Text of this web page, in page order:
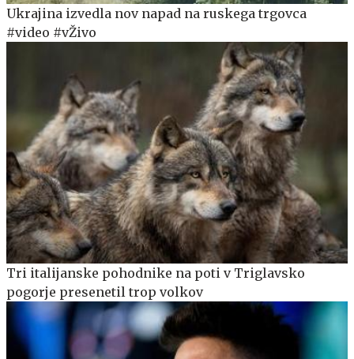
Ukrajina izvedla nov napad na ruskega trgovca
#video #vŽivo
Tri italijanske pohodnike na poti v Triglavsko
pogorje presenetil trop volkov